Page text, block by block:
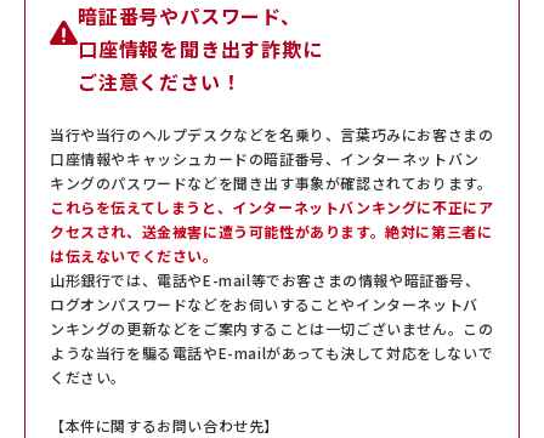
暗証番号やパスワード、
口座情報を聞き出す詐欺に
ご注意ください！
当行や当行のヘルプデスクなどを名乗り、言葉巧みにお客さまの
口座情報やキャッシュカードの暗証番号、インターネットバン
キングのパスワードなどを聞き出す事象が確認されております。
これらを伝えてしまうと、インターネットバンキングに不正にア
クセスされ、送金被害に遭う可能性があります。絶対に第三者に
は伝えないでください。
山形銀行では、電話やE-mail等でお客さまの情報や暗証番号、
ログオンパスワードなどをお伺いすることやインターネットバ
ンキングの更新などをご案内することは一切ございません。この
ような当行を騙る電話やE-mailがあっても決して対応をしないで
ください。
【本件に関するお問い合わせ先】